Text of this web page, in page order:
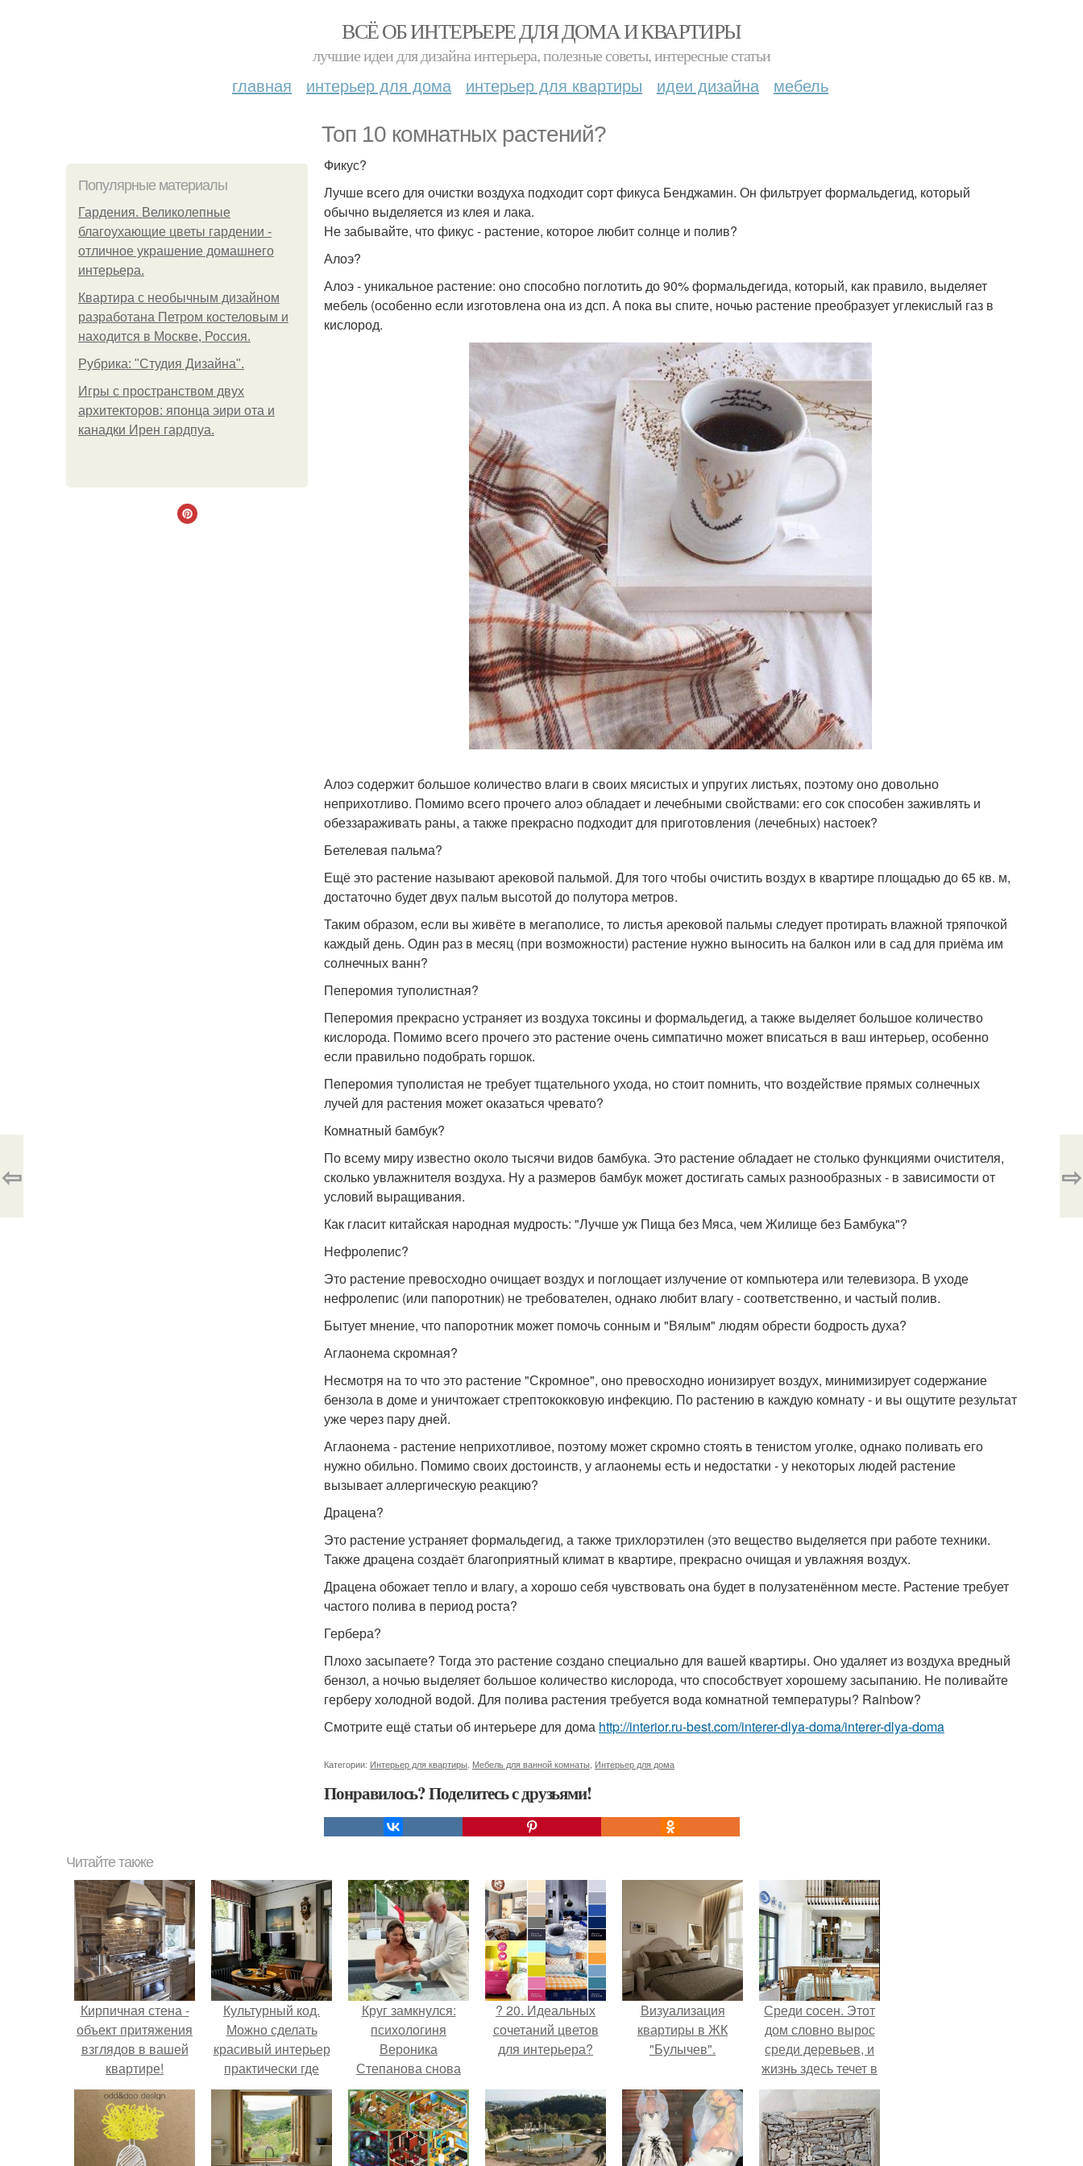
ВСЁ ОБ ИНТЕРЬЕРЕ ДЛЯ ДОМА И КВАРТИРЫ
лучшие идеи для дизайна интерьера, полезные советы, интересные статьи
главная интерьер для дома интерьер для квартиры идеи дизайна мебель
Топ 10 комнатных растений?
Популярные материалы
Гардения. Великолепные
благоухающие цветы гардении -
отличное украшение домашнего
интерьера.
Квартира с необычным дизайном
разработана Петром костеловым и
находится в Москве, Россия.
Рубрика: "Студия Дизайна".
Игры с пространством двух
архитекторов: японца эири ота и
канадки Ирен гардпуа.
Фикус?
Лучше всего для очистки воздуха подходит сорт фикуса Бенджамин. Он фильтрует формальдегид, который
обычно выделяется из клея и лака.
Не забывайте, что фикус - растение, которое любит солнце и полив?
Алоэ?
Алоэ - уникальное растение: оно способно поглотить до 90% формальдегида, который, как правило, выделяет
мебель (особенно если изготовлена она из дсп. А пока вы спите, ночью растение преобразует углекислый газ в
кислород.
Алоэ содержит большое количество влаги в своих мясистых и упругих листьях, поэтому оно довольно
неприхотливо. Помимо всего прочего алоэ обладает и лечебными свойствами: его сок способен заживлять и
обеззараживать раны, а также прекрасно подходит для приготовления (лечебных) настоек?
Бетелевая пальма?
Ещё это растение называют арековой пальмой. Для того чтобы очистить воздух в квартире площадью до 65 кв. м,
достаточно будет двух пальм высотой до полутора метров.
Таким образом, если вы живёте в мегаполисе, то листья арековой пальмы следует протирать влажной тряпочкой
каждый день. Один раз в месяц (при возможности) растение нужно выносить на балкон или в сад для приёма им
солнечных ванн?
Пеперомия туполистная?
Пеперомия прекрасно устраняет из воздуха токсины и формальдегид, а также выделяет большое количество
кислорода. Помимо всего прочего это растение очень симпатично может вписаться в ваш интерьер, особенно
если правильно подобрать горшок.
Пеперомия туполистая не требует тщательного ухода, но стоит помнить, что воздействие прямых солнечных
лучей для растения может оказаться чревато?
Комнатный бамбук?
По всему миру известно около тысячи видов бамбука. Это растение обладает не столько функциями очистителя,
сколько увлажнителя воздуха. Ну а размеров бамбук может достигать самых разнообразных - в зависимости от
условий выращивания.
Как гласит китайская народная мудрость: "Лучше уж Пища без Мяса, чем Жилище без Бамбука"?
Нефролепис?
Это растение превосходно очищает воздух и поглощает излучение от компьютера или телевизора. В уходе
нефролепис (или папоротник) не требователен, однако любит влагу - соответственно, и частый полив.
Бытует мнение, что папоротник может помочь сонным и "Вялым" людям обрести бодрость духа?
Аглаонема скромная?
Несмотря на то что это растение "Скромное", оно превосходно ионизирует воздух, минимизирует содержание
бензола в доме и уничтожает стрептококковую инфекцию. По растению в каждую комнату - и вы ощутите результат
уже через пару дней.
Аглаонема - растение неприхотливое, поэтому может скромно стоять в тенистом уголке, однако поливать его
нужно обильно. Помимо своих достоинств, у аглаонемы есть и недостатки - у некоторых людей растение
вызывает аллергическую реакцию?
Драцена?
Это растение устраняет формальдегид, а также трихлорэтилен (это вещество выделяется при работе техники.
Также драцена создаёт благоприятный климат в квартире, прекрасно очищая и увлажняя воздух.
Драцена обожает тепло и влагу, а хорошо себя чувствовать она будет в полузатенённом месте. Растение требует
частого полива в период роста?
Гербера?
Плохо засыпаете? Тогда это растение создано специально для вашей квартиры. Оно удаляет из воздуха вредный
бензол, а ночью выделяет большое количество кислорода, что способствует хорошему засыпанию. Не поливайте
герберу холодной водой. Для полива растения требуется вода комнатной температуры? Rainbow?
Смотрите ещё статьи об интерьере для дома http://interior.ru-best.com/interer-dlya-doma/interer-dlya-doma
Категории: Интерьер для квартиры Мебель для ванной комнаты Интерьер для дома
Понравилось? Поделитесь с друзьями!
⇦ ⇨
Читайте также
Кирпичная стена -
объект притяжения
взглядов в вашей
квартире!
Культурный код.
Можно сделать
красивый интерьер
практически где
угодно.
Круг замкнулся:
психологиня
Вероника
Степанова снова
вышла замуж за
собственного
бывшего мужа.
? 20. Идеальных
сочетаний цветов
для интерьера?
Визуализация
квартиры в ЖК
"Булычев".
Среди сосен. Этот
дом словно вырос
среди деревьев, и
жизнь здесь течет в
собственном ритме
- спокойно, без
спешки и лишнего
шума.